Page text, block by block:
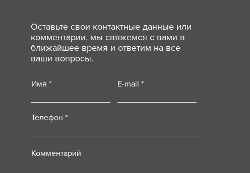
Оставьте свои контактные данные или
комментарии, мы свяжемся с вами в
ближайшее время и ответим на все
ваши вопросы.
Имя E-mail
Телефон
Комментарий